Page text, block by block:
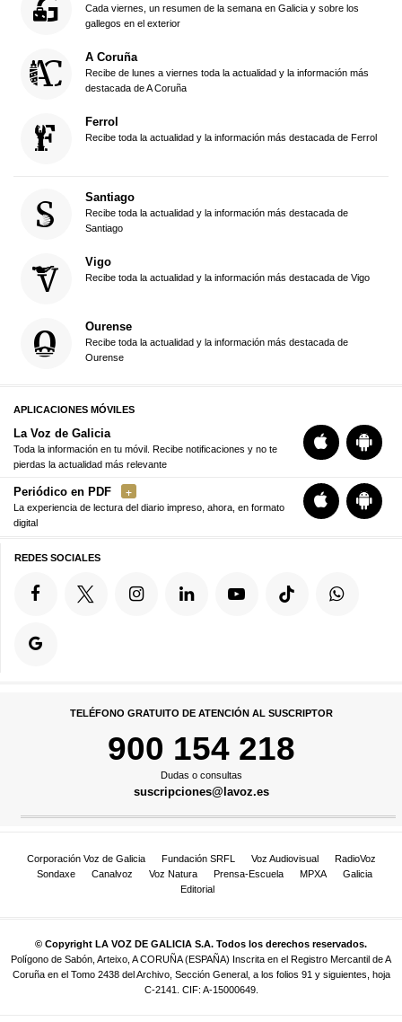
Cada viernes, un resumen de la semana en Galicia y sobre los
gallegos en el exterior
A Coruña
Recibe de lunes a viernes toda la actualidad y la información más
destacada de A Coruña
Ferrol
Recibe toda la actualidad y la información más destacada de Ferrol
Santiago
Recibe toda la actualidad y la información más destacada de
Santiago
Vigo
Recibe toda la actualidad y la información más destacada de Vigo
Ourense
Recibe toda la actualidad y la información más destacada de
Ourense
APLICACIONES MÓVILES
La Voz de Galicia
Toda la información en tu móvil. Recibe notificaciones y no te
pierdas la actualidad más relevante
Periódico en PDF
La experiencia de lectura del diario impreso, ahora, en formato
digital
REDES SOCIALES
TELÉFONO GRATUITO DE ATENCIÓN AL SUSCRIPTOR
900 154 218
Dudas o consultas
suscripciones@lavoz.es
Corporación Voz de Galicia Fundación SRFL Voz Audiovisual
RadioVoz
Sondaxe
Canalvoz Voz Natura Prensa-Escuela MPXA
Galicia
Editorial
© Copyright LA VOZ DE GALICIA S.A. Todos los derechos reservados.
Polígono de Sabón, Arteixo, A CORUÑA (ESPAÑA) Inscrita en el Registro Mercantil de A
Coruña en el Tomo 2438 del Archivo, Sección General, a los folios 91 y siguientes, hoja
C-2141. CIF: A-15000649.